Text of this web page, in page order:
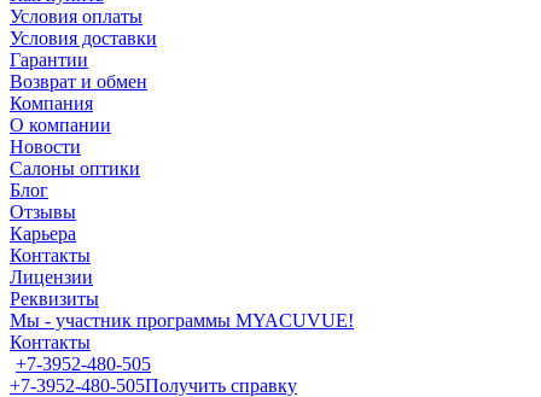
Условия оплаты
Условия доставки
Гарантии
Возврат и обмен
Компания
О компании
Новости
Салоны оптики
Блог
Отзывы
Карьера
Контакты
Лицензии
Реквизиты
Мы - участник программы MYACUVUE!
Контакты
+7-3952-480-505
+7-3952-480-505Получить справку